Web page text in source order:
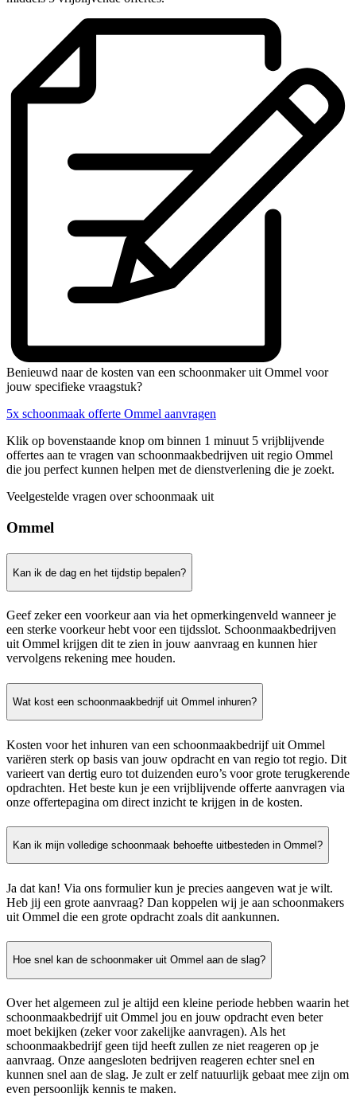
Benieuwd naar de kosten van een schoonmaker uit Ommel voor
jouw specifieke vraagstuk?
5x schoonmaak offerte Ommel aanvragen
Klik op bovenstaande knop om binnen 1 minuut 5 vrijblijvende
offertes aan te vragen van schoonmaakbedrijven uit regio Ommel
die jou perfect kunnen helpen met de dienstverlening die je zoekt.
Veelgestelde vragen over schoonmaak uit
Ommel
Kan ik de dag en het tijdstip bepalen?
Geef zeker een voorkeur aan via het opmerkingenveld wanneer je
een sterke voorkeur hebt voor een tijdsslot. Schoonmaakbedrijven
uit Ommel krijgen dit te zien in jouw aanvraag en kunnen hier
vervolgens rekening mee houden.
Wat kost een schoonmaakbedrijf uit Ommel inhuren?
Kosten voor het inhuren van een schoonmaakbedrijf uit Ommel
variëren sterk op basis van jouw opdracht en van regio tot regio. Dit
varieert van dertig euro tot duizenden euro’s voor grote terugkerende
opdrachten. Het beste kun je een vrijblijvende offerte aanvragen via
onze offertepagina om direct inzicht te krijgen in de kosten.
Kan ik mijn volledige schoonmaak behoefte uitbesteden in Ommel?
Ja dat kan! Via ons formulier kun je precies aangeven wat je wilt.
Heb jij een grote aanvraag? Dan koppelen wij je aan schoonmakers
uit Ommel die een grote opdracht zoals dit aankunnen.
Hoe snel kan de schoonmaker uit Ommel aan de slag?
Over het algemeen zul je altijd een kleine periode hebben waarin het
schoonmaakbedrijf uit Ommel jou en jouw opdracht even beter
moet bekijken (zeker voor zakelijke aanvragen). Als het
schoonmaakbedrijf geen tijd heeft zullen ze niet reageren op je
aanvraag. Onze aangesloten bedrijven reageren echter snel en
kunnen snel aan de slag. Je zult er zelf natuurlijk gebaat mee zijn om
even persoonlijk kennis te maken.